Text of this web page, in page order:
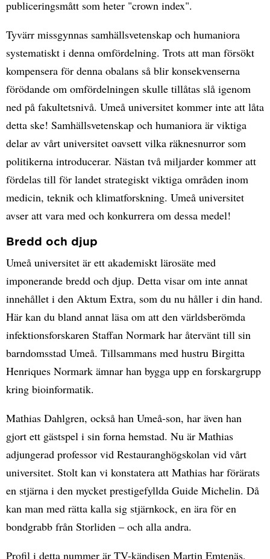
publiceringsmått som heter "crown index".
Tyvärr missgynnas samhällsvetenskap och humaniora
systematiskt i denna omfördelning. Trots att man försökt
kompensera för denna obalans så blir konsekvenserna
förödande om omfördelningen skulle tillåtas slå igenom
ned på fakultetsnivå. Umeå universitet kommer inte att låta
detta ske! Samhällsvetenskap och humaniora är viktiga
delar av vårt universitet oavsett vilka räknesnurror som
politikerna introducerar. Nästan två miljarder kommer att
fördelas till för landet strategiskt viktiga områden inom
medicin, teknik och klimatforskning. Umeå universitet
avser att vara med och konkurrera om dessa medel!
Bredd och djup
Umeå universitet är ett akademiskt lärosäte med
imponerande bredd och djup. Detta visar om inte annat
innehållet i den Aktum Extra, som du nu håller i din hand.
Här kan du bland annat läsa om att den världsberömda
infektionsforskaren Staffan Normark har återvänt till sin
barndomsstad Umeå. Tillsammans med hustru Birgitta
Henriques Normark ämnar han bygga upp en forskargrupp
kring bioinformatik.
Mathias Dahlgren, också han Umeå-son, har även han
gjort ett gästspel i sin forna hemstad. Nu är Mathias
adjungerad professor vid Restauranghögskolan vid vårt
universitet. Stolt kan vi konstatera att Mathias har förärats
en stjärna i den mycket prestigefyllda Guide Michelin. Då
kan man med rätta kalla sig stjärnkock, en ära för en
bondgrabb från Storliden – och alla andra.
Profil i detta nummer är TV-kändisen Martin Emtenäs,